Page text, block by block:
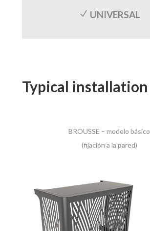
N UNIVERSAL
Typical installation
BROUSSE – modelo básico
(fijación a la pared)